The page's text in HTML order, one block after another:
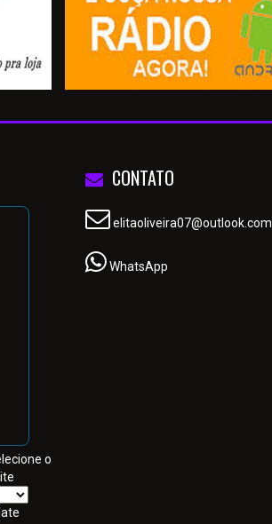
o
CONTATO
elitaoliveira07@outlook.com
WhatsApp